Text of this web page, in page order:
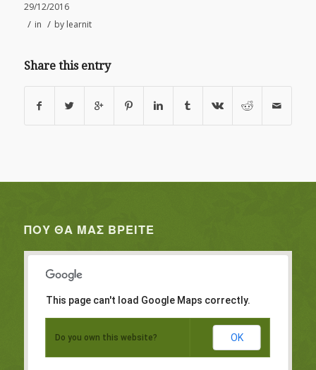
29/12/2016
/ in / by learnit
Share this entry
ΠΟΥ ΘΑ ΜΑΣ ΒΡΕΊΤΕ
This page can't load Google Maps correctly.
Do you own this website? OK